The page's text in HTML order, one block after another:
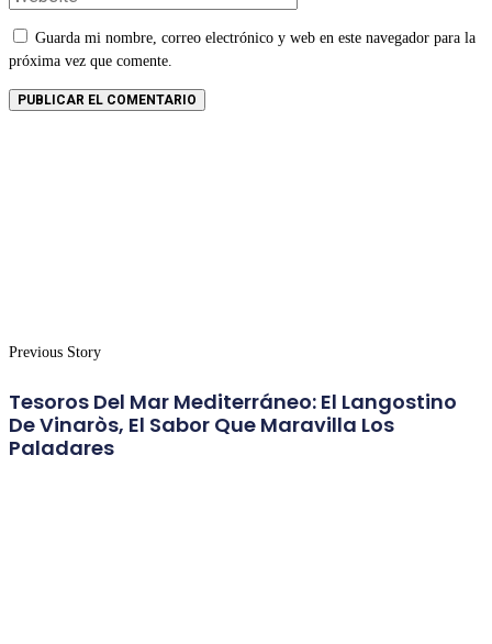
Guarda mi nombre, correo electrónico y web en este navegador para la
próxima vez que comente.
Previous Story
Tesoros Del Mar Mediterráneo: El Langostino
De Vinaròs, El Sabor Que Maravilla Los
Paladares